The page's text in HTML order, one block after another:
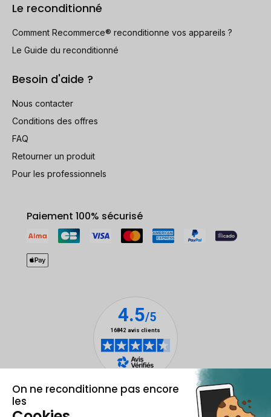
Le reconditionné
Comment Recommerce® reconditionne vos appareils ?
Le Guide du reconditionné
Besoin d'aide ?
Nous contacter
Conditions des offres
FAQ
Retourner un produit
Pour les professionnels
Paiement 100% sécurisé